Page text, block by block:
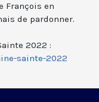
François en
de pardonner.
2022 :
sainte-2022